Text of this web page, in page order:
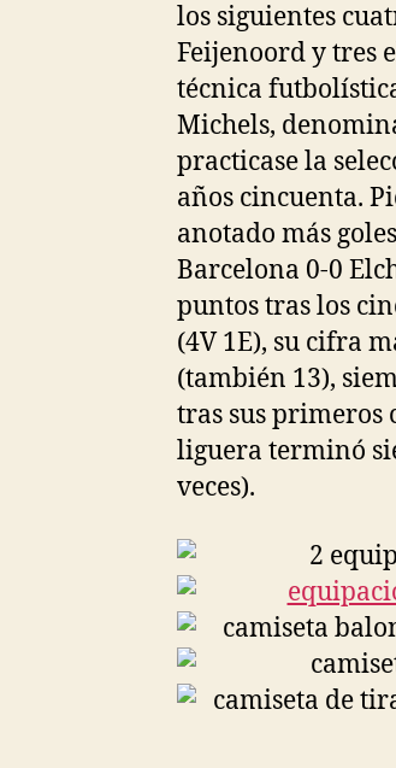
los siguientes
Feijenoord y tres
técnica
Michels,
practicase la
años cincuenta.
anotado más
Barcelona 0-0
puntos tras los
(4V 1E), su cifra
(también 13),
tras sus primeros
liguera terminó
veces).